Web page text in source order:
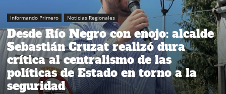
Informando Primero Noticias Regionales
Desde Río Negro con enojo: alcalde
Sebastián Cruzat realizó dura
crítica al centralismo de las
políticas de Estado en torno a la
seguridad